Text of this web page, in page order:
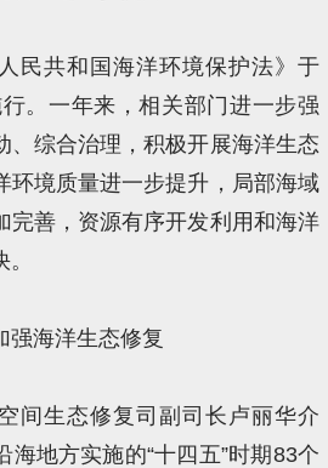
民共和国海洋环境保护法》于
。一年来，相关部门进一步强
、综合治理，积极开展海洋生态
环境质量进一步提升，局部海域
完善，资源有序开发利用和海洋
强海洋生态修复
间生态修复司副司长卢丽华介
海地方实施的“十四五”时期83个